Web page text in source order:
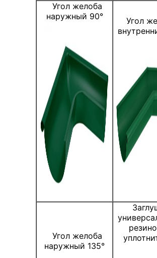
Угол желоба
наружный 90°
Угол
Угол желоба
наружный 135°